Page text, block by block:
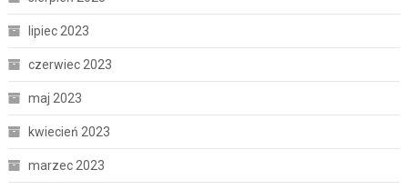
lipiec 2023
czerwiec 2023
maj 2023
kwiecień 2023
marzec 2023